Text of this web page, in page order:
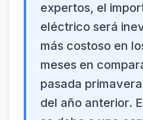
expertos, el
eléctrico será
más costoso en
meses en
pasada
del año anterior.